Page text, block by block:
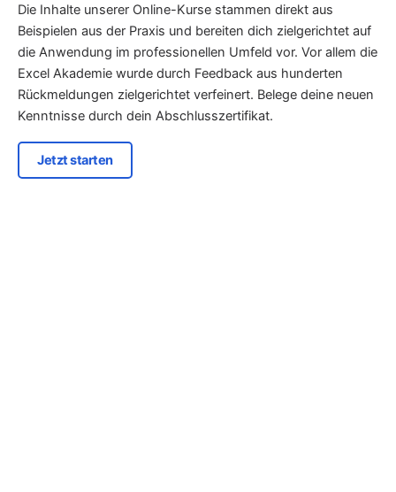
Die Inhalte unserer Online-Kurse stammen direkt aus
Beispielen aus der Praxis und bereiten dich zielgerichtet auf
die Anwendung im professionellen Umfeld vor. Vor allem die
Excel Akademie wurde durch Feedback aus hunderten
Rückmeldungen zielgerichtet verfeinert. Belege deine neuen
Kenntnisse durch dein Abschlusszertifikat.
Jetzt starten